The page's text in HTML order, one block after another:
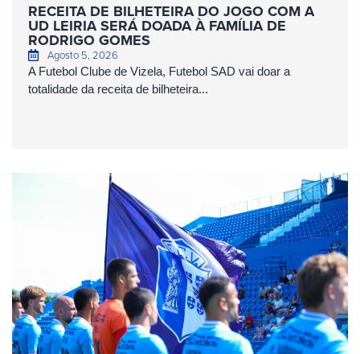
RECEITA DE BILHETEIRA DO JOGO COM A
UD LEIRIA SERÁ DOADA À FAMÍLIA DE
RODRIGO GOMES
Agosto 5, 2026
A Futebol Clube de Vizela, Futebol SAD vai doar a
totalidade da receita de bilheteira...